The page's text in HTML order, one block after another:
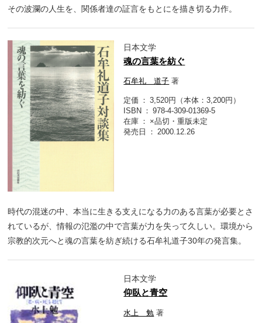
その波瀾の人生を、関係者達の証言をもとにを描き切る力作。
日本文学
魂の言葉を紡ぐ
石牟礼 道子 著
定価
3,520円（本体：3,200円）
ISBN
978-4-309-01369-5
在庫
×品切・重版未定
発売日
2000.12.26
時代の混迷の中、本当に生きる支えになる力のある言葉が必要とさ
れているが、情報の氾濫の中で言葉が力を失って久しい。環境から
宗教的次元へと魂の言葉を紡ぎ続ける石牟礼道子30年の発言集。
日本文学
仰臥と青空
水上 勉 著